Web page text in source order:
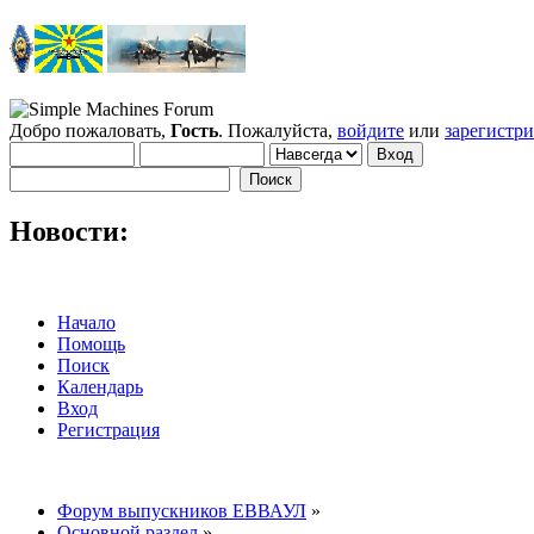
Добро пожаловать, Гость. Пожалуйста, войдите или
Новости:
Начало
Помощь
Поиск
Календарь
Вход
Регистрация
Форум выпускников ЕВВАУЛ »